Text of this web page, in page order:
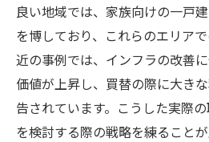
予算管理と資金調達の
法的手続きの見落とし
門真市特有の不動産税
専門家のアドバイスを
リスク管理のための保
良い地域では、家族向けの一戸
を博しており、これらのエリア
近の事例では、インフラの改善
価値が上昇し、買替の際に大き
告されています。こうした実際
を検討する際の戦略を練ること